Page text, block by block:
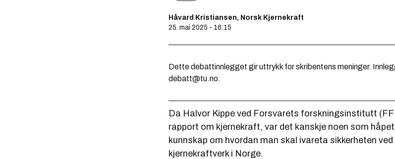
Håvard Kristiansen, Norsk Kjernekraft
25. mai 2025 - 16:15
Dette debattinnlegget gir uttrykk for skribentens meninger.
debatt@tu.no.
Da Halvor Kippe ved Forsvarets forskningsinstitutt
rapport om kjernekraft, var det kanskje noen som
kunnskap om hvordan man skal ivareta sikkerheten
kjernekraftverk i Norge.